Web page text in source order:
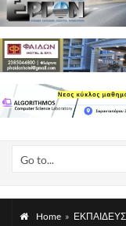
Go to...
Home »